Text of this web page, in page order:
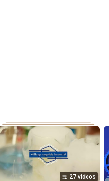
27 videos